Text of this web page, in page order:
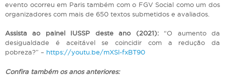
evento ocorreu em Paris também com o FGV Social como um dos
organizadores com mais de 650 textos submetidos e avaliados.
Assista ao painel IUSSP deste ano (2021):“O aumento da
desigualdade é aceitável se coincidir com a redução da
pobreza?” – https://youtu.be/mXSl-fxBT90
Confira também os anos anteriores: